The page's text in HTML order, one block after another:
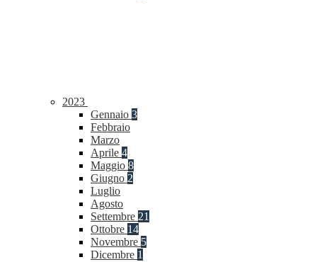
2023
Gennaio 3
Febbraio
Marzo
Aprile 4
Maggio 8
Giugno 2
Luglio
Agosto
Settembre 21
Ottobre 14
Novembre 5
Dicembre 1